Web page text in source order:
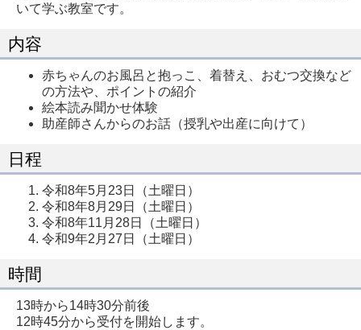
いて学ぶ教室です。
内容
赤ちゃんのお風呂と抱っこ、着替え、おむつ交換など
の方法や、ポイントの紹介
絵本読み聞かせ体験
助産師さんからのお話（授乳や出産に向けて）
日程
令和8年5月23日（土曜日）
令和8年8月29日（土曜日）
令和8年11月28日（土曜日）
令和9年2月27日（土曜日）
時間
13時から14時30分前後
12時45分から受付を開始します。